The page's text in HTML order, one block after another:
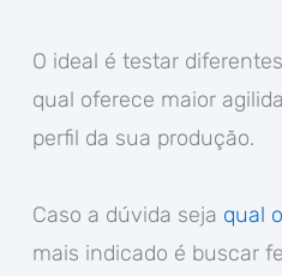
O ideal é testar
qual oferece maior
perfil da sua produção.
Caso a dúvida seja qual
mais indicado é buscar